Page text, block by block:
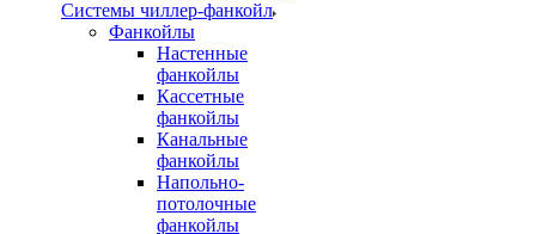
Системы чиллер-фанкойл
Фанкойлы
Настенные
фанкойлы
Кассетные
фанкойлы
Канальные
фанкойлы
Напольно-
потолочные
фанкойлы